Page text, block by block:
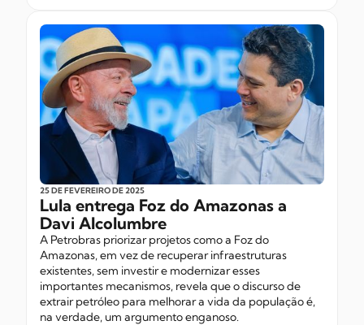
25 DE FEVEREIRODE 2025
Lula entrega Foz do Amazonas a
Davi Alcolumbre
A Petrobras priorizar projetos como a Foz do
Amazonas, em vez de recuperar infraestruturas
existentes, sem investir e modernizar esses
importantes mecanismos, revela que o discurso de
extrair petróleo para melhorar a vida da população é,
na verdade, um argumento enganoso.